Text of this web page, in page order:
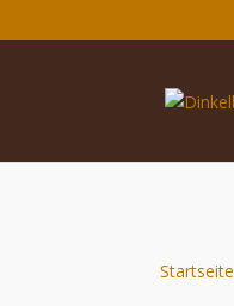
Startseite